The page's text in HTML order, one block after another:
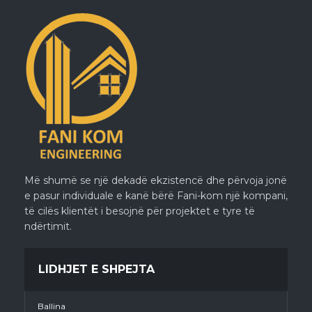
Më shumë se një dekadë ekzistencë dhe përvoja jonë
e pasur individuale e kanë bërë Fani-kom një kompani,
të cilës klientët i besojnë për projektet e tyre të
ndërtimit.
LIDHJET E SHPEJTA
Ballina